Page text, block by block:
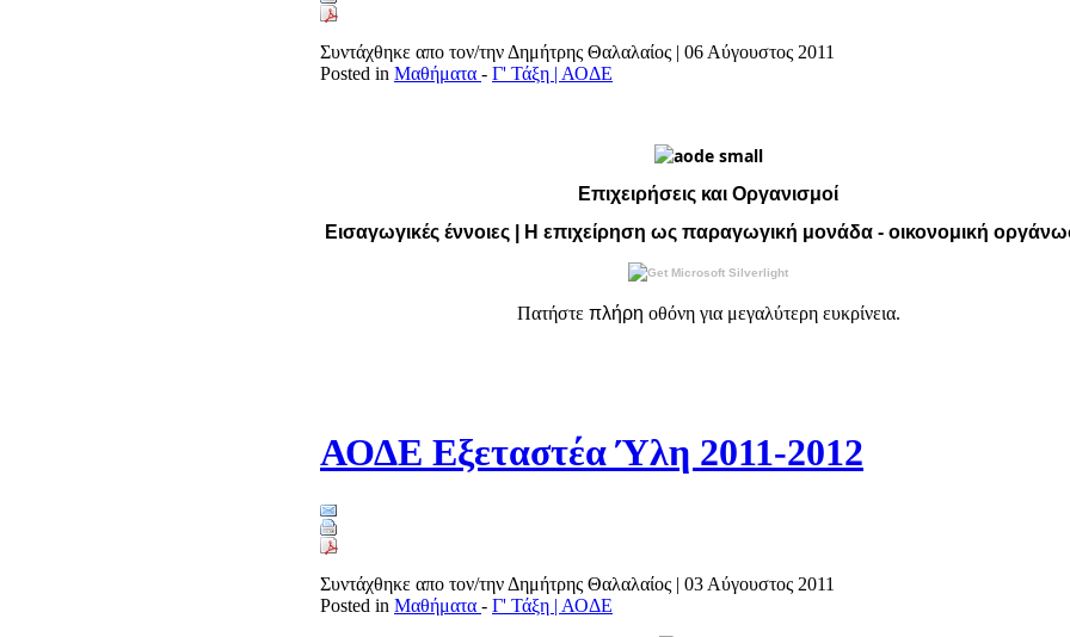
Συντάχθηκε απο τον/την Δημήτρης Θαλαλαίος | 06 Αύγουστος 2011
Posted in Μαθήματα - Γ' Τάξη | ΑΟΔΕ
Επιχειρήσεις και Οργανισμοί
Εισαγωγικές έννοιες | Η επιχείρηση ως παραγωγική μονάδα - οικονομική
Πατήστε πλήρη οθόνη για μεγαλύτερη ευκρίνεια.
ΑΟΔΕ Εξεταστέα Ύλη 2011-2012
Συντάχθηκε απο τον/την Δημήτρης Θαλαλαίος | 03 Αύγουστος 2011
Posted in Μαθήματα - Γ' Τάξη | ΑΟΔΕ